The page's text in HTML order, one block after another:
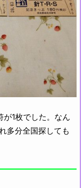
が1枚でした。なん
多分全国探しても